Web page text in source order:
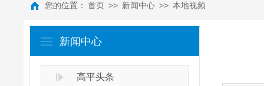
您的位置： 首页 >> 新闻中心 >> 本地视频
新闻中心
高平头条